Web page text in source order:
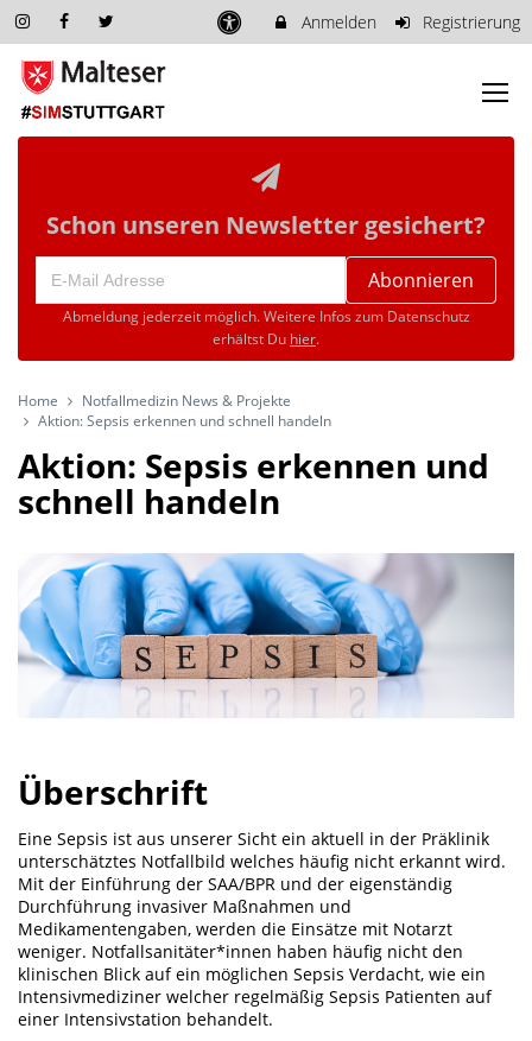
Anmelden Registrierung
Schon unseren Newsletter gesichert?
Abonnieren
Abmeldung jederzeit möglich. Weitere Infos zum Datenschutz
erhältst Du hier.
Home
Notfallmedizin News & Projekte
Aktion: Sepsis erkennen und schnell handeln
Aktion: Sepsis erkennen und
schnell handeln
Überschrift
Eine Sepsis ist aus unserer Sicht ein aktuell in der Präklinik
unterschätztes Notfallbild welches häufig nicht erkannt wird.
Mit der Einführung der SAA/BPR und der eigenständig
Durchführung invasiver Maßnahmen und
Medikamentengaben, werden die Einsätze mit Notarzt
weniger. Notfallsanitäter*innen haben häufig nicht den
klinischen Blick auf ein möglichen Sepsis Verdacht, wie ein
Intensivmediziner welcher regelmäßig Sepsis Patienten auf
einer Intensivstation behandelt.